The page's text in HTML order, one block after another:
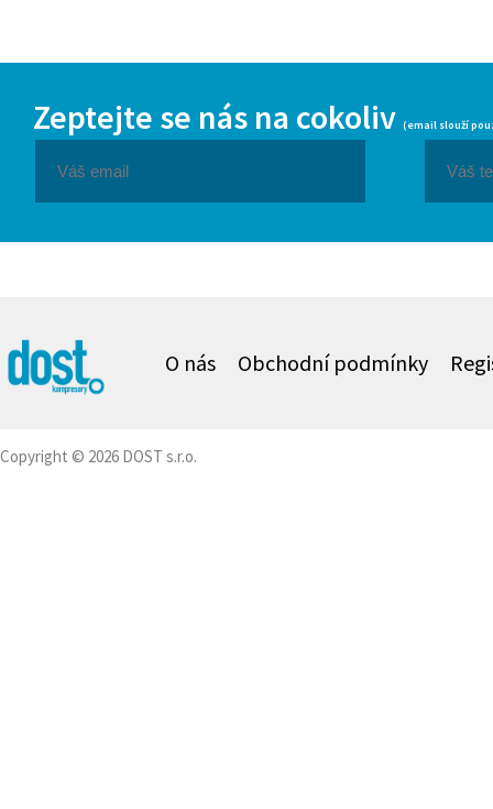
Zeptejte se nás na cokoliv (email slouží
O nás Obchodní podmínky
Copyright © 2026 DOST s.r.o.